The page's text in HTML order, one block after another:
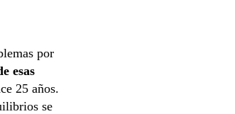
por
esas
25 años.
se